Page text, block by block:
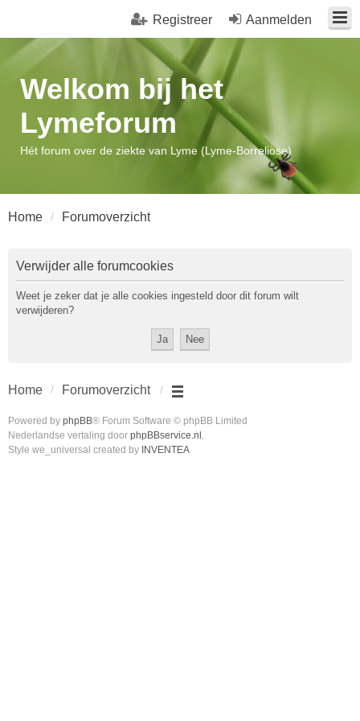
Aanmelden
Registreer
Welkom bij het
Lymeforum
Hét forum over de ziekte van Lyme (Lyme-Borreliose)
Home Forumoverzicht
Verwijder alle forumcookies
Weet je zeker dat je alle cookies ingesteld door dit forum wilt
verwijderen?
Home Forumoverzicht
Powered by phpBB® Forum Software © phpBB Limited
Nederlandse vertaling door phpBBservice.nl .
Style we_universal created by INVENTEA